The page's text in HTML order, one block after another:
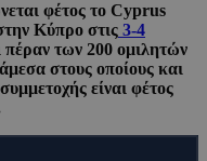
φέτος το Cyprus
Κύπρο στις 3-4
πέραν των 200 ομιλητών
στους οποίους και
είναι φέτος